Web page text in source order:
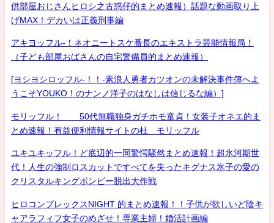
供部屋おじさんヒロシ之古惑仔的まとめ速報）話題な動画取り上
げMAX！デカいは正義刑事編
アキヨッフル-！ネオニートスケ番長のエキストラ芸能情報局！
（子ども部屋おばさんの自宅警備員的まとめ速報）
[ヨシヨシロッフル-！！-素浪人勇者カツオンの未解決事件簿へよ
うこそYOUKO！のナンノ洋子のはなしは信じるな編）]
モリッフル！ 50代無職独身ガチホモ童貞！女装子オネエ的ま
とめ速報！有益便利情報サイトの杜 モリッフル
ユキユキッフル！ど底辺的一同驚愕騒然まとめ速報！超氷河期世
代！人生の強制ロスカットですべてを失ったキグナス氷子の愛の
クリスタルキングボンビー脱出大作戦
ヒロコンプレックスNIGHT 的まとめ速報！！子供が欲しいど陰キ
ャアラフィフ女子のめざせ！専業主婦！婚活計画編